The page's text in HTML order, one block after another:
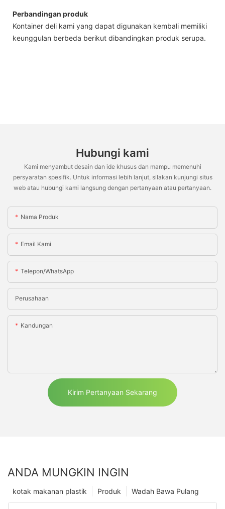
Perbandingan produk
Kontainer deli kami yang dapat digunakan kembali memiliki
keunggulan berbeda berikut dibandingkan produk serupa.
Hubungi kami
Kami menyambut desain dan ide khusus dan mampu memenuhi
persyaratan spesifik. Untuk informasi lebih lanjut, silakan kunjungi situs
web atau hubungi kami langsung dengan pertanyaan atau pertanyaan.
Nama Produk
Email Kami
Telepon/WhatsApp
Perusahaan
Kandungan
Kirim Pertanyaan Sekarang
ANDA MUNGKIN INGIN
Wadah Bawa Pulang
Produk
kotak makanan plastik